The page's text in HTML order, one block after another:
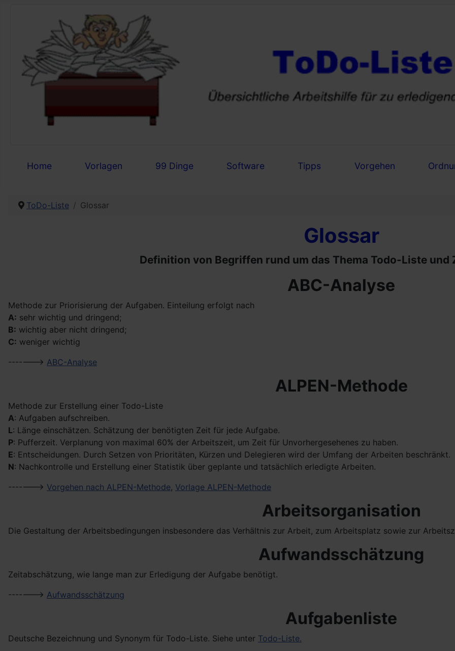
Home Vorlagen 99 Dinge Software Tipps Vorgehen
ToDo-Liste Glossar
Glossar
Definition von Begriffen rund um das Thema Todo-Liste und
ABC-Analyse
Methode zur Priorisierung der Aufgaben. Einteilung erfolgt nach
A: sehr wichtig und dringend;
B: wichtig aber nicht dringend;
C: weniger wichtig
-------> ABC-Analyse
ALPEN-Methode
Methode zur Erstellung einer Todo-Liste
A: Aufgaben aufschreiben.
L: Länge einschätzen. Schätzung der benötigten Zeit für jede Aufgabe.
P: Pufferzeit. Verplanung von maximal 60% der Arbeitszeit, um Zeit für Unvorhergesehenes zu haben.
E: Entscheidungen. Durch Setzen von Prioritäten, Kürzen und Delegieren wird der Umfang der Arbeiten beschränkt.
N: Nachkontrolle und Erstellung einer Statistik über geplante und tatsächlich erledigte Arbeiten.
-------> Vorgehen nach ALPEN-Methode, Vorlage ALPEN-Methode
Arbeitsorganisation
Die Gestaltung der Arbeitsbedingungen insbesondere das Verhältnis zur Arbeit, zum Arbeitsplatz sowie zur
Aufwandsschätzung
Zeitabschätzung, wie lange man zur Erledigung der Aufgabe benötigt.
-------> Aufwandsschätzung
Aufgabenliste
Deutsche Bezeichnung und Synonym für Todo-Liste. Siehe unter Todo-Liste.